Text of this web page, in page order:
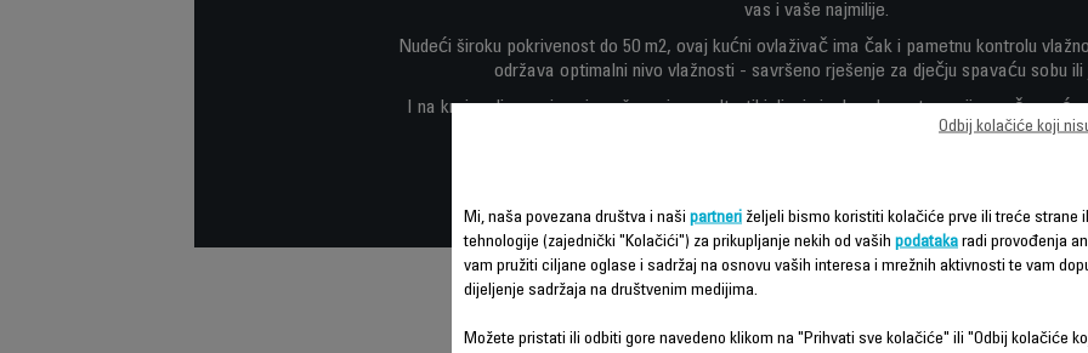
vas i vaše najmilije.
Nudeći široku pokrivenost do 50 m2, ovaj kućni ovlaživač ima čak i pametnu kontrolu
održava optimalni nivo vlažnosti - savršeno rješenje za dječju spavaću sobu ili
I na kraju, ali ne najmanje važno, njegov ultratihi dizajn i vrhunska autonomija znače
tokom cijele noći - i nesmetan san!
Mi, naša povezana društva i naši partneri željeli bismo koristiti kolačiće prve ili treće strane
tehnologije (zajednički "Kolačići") za prikupljanje nekih od vaših podataka radi provođenja
vam pružiti ciljane oglase i sadržaj na osnovu vaših interesa i mrežnih aktivnosti te vam
dijeljenje sadržaja na društvenim medijima.
Možete pristati ili odbiti gore navedeno klikom na "Prihvati sve kolačiće" ili "Odbij kolačiće
Odbij kolačiće koji